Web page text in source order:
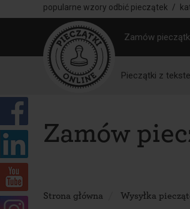
popularne wzory odbić pieczątek /
Zamów
Pieczątki z
Zamów
Strona główna Wysyłka